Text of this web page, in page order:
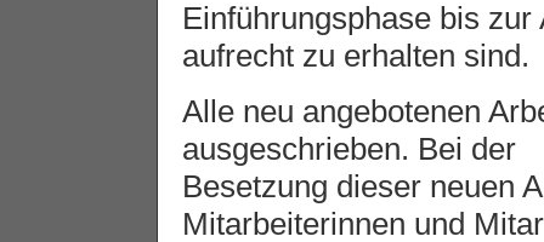
Einführungsphase bis
aufrecht zu erhalten sind.
Alle neu angebotenen
ausgeschrieben. Bei der
Besetzung dieser neuen
Mitarbeiterinnen und